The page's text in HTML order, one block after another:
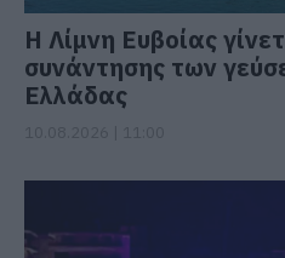
Η Λίμνη Ευβοίας
συνάντησης των
Ελλάδας